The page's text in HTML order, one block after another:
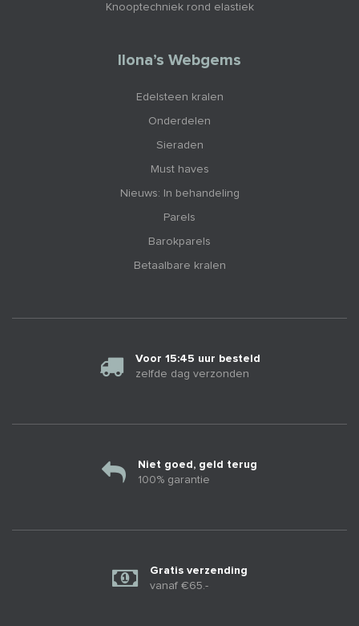
Knooptechniek rond elastiek
Ilona’s Webgems
Edelsteen kralen
Onderdelen
Sieraden
Must haves
Nieuws: In behandeling
Parels
Barokparels
Betaalbare kralen
Voor 15:45 uur besteld
zelfde dag verzonden
Niet goed, geld terug
100% garantie
Gratis verzending
vanaf €65.-